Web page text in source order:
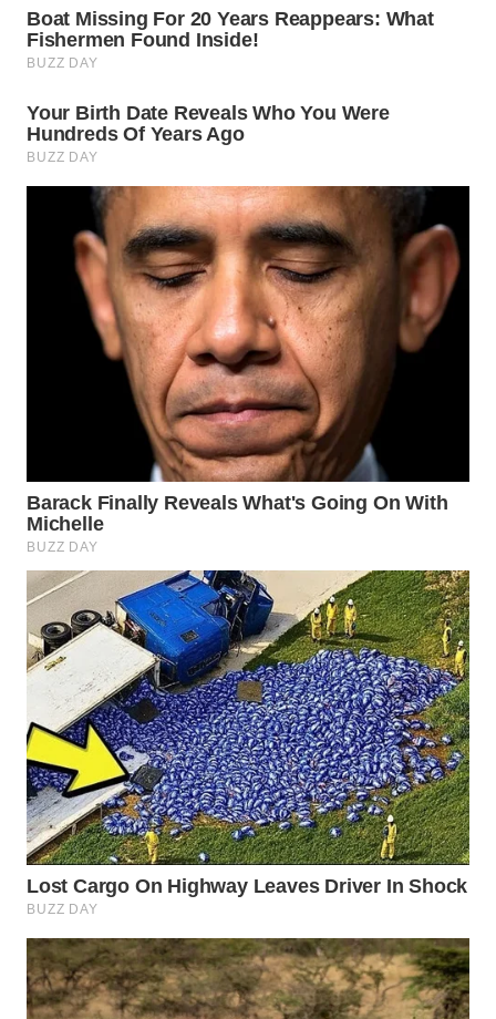
SUMEDANG
CIANJUR
WN
KEPULAUAN
SERIBU
WN
TANGERANG
WN
INDRAMAYU
WN
KUNINGAN
WN
MAJALENGKA
WN
SUBANG
WN
SUKABUMI
PURWAKARTA
WN